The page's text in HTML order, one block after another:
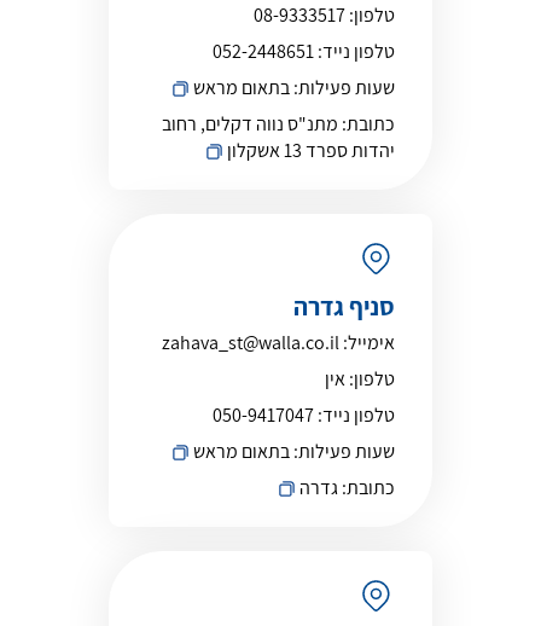
טלפון:08-9333517
טלפון נייד:052-2448651
שעות פעילות:בתאום מראש
כתובת: מתנ"ס נווה דקלים, רחוב
יהדות ספרד 13 אשקלון
סניף גדרה
אימייל:zahava_st@walla.co.il
טלפון:אין
טלפון נייד:050-9417047
שעות פעילות:בתאום מראש
כתובת:גדרה